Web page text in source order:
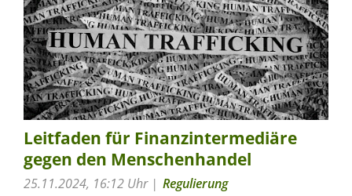
Leitfaden für Finanzintermediäre
gegen den Menschenhandel
25.11.2024, 16:12 Uhr
Regulierung